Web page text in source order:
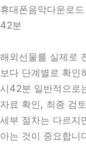
휴대폰음악다운로
42분
해외선물를 실제로
보다 단계별로 확
시42분 일반적으로
자료 확인, 최종 검
세부 절차는 다르지
아는 것이 중요합니